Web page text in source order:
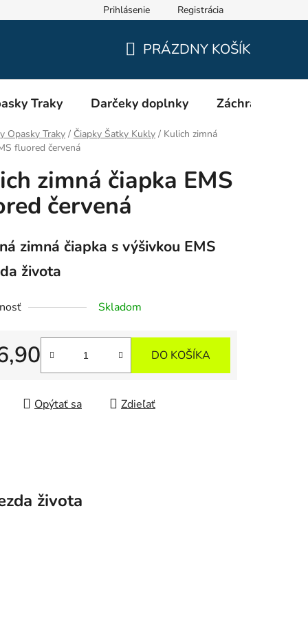
a výstroj pre hasičov RHEA SK Veľkostné tabuľky
Prihlásenie Registrácia
KOŠÍK
PRÁZDNY KOŠÍK
Traky Darčeky doplnky Záchranári
Opasky Traky / Čiapky Šatky Kukly / Kulich zimná
fluored červená
zimná čiapka EMS
červená
zimná čiapka s výšivkou EMS
života
Skladom
cena:
DO KOŠÍKA
Opýtať sa Zdieľať
života